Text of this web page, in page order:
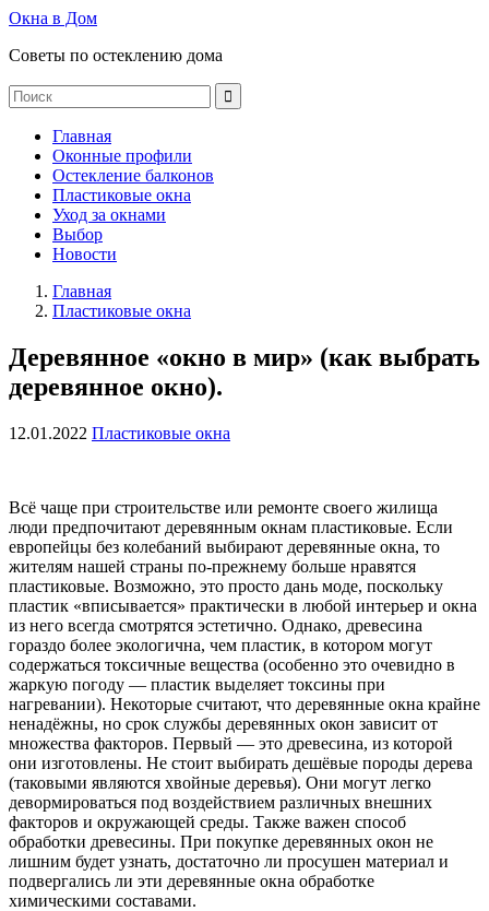
Окна в Дом
Советы по остеклению дома
Главная
Оконные профили
Остекление балконов
Пластиковые окна
Уход за окнами
Выбор
Новости
Главная
Пластиковые окна
Деревянное «окно в мир» (как выбрать
деревянное окно).
12.01.2022 Пластиковые окна
Всё чаще при строительстве или ремонте своего жилища
люди предпочитают деревянным окнам пластиковые. Если
европейцы без колебаний выбирают деревянные окна, то
жителям нашей страны по-прежнему больше нравятся
пластиковые. Возможно, это просто дань моде, поскольку
пластик «вписывается» практически в любой интерьер и окна
из него всегда смотрятся эстетично. Однако, древесина
гораздо более экологична, чем пластик, в котором могут
содержаться токсичные вещества (особенно это очевидно в
жаркую погоду — пластик выделяет токсины при
нагревании). Некоторые считают, что деревянные окна крайне
ненадёжны, но срок службы деревянных окон зависит от
множества факторов. Первый — это древесина, из которой
они изготовлены. Не стоит выбирать дешёвые породы дерева
(таковыми являются хвойные деревья). Они могут легко
девормироваться под воздействием различных внешних
факторов и окружающей среды. Также важен способ
обработки древесины. При покупке деревянных окон не
лишним будет узнать, достаточно ли просушен материал и
подвергались ли эти деревянные окна обработке
химическими составами.